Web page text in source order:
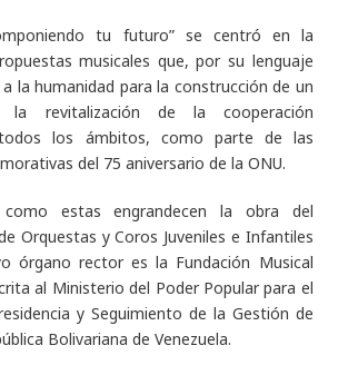
tu futuro” se centró en la
musicales que, por su lenguaje
la humanidad para la construcción de un
revitalización de la cooperación
los ámbitos, como parte de las
del 75 aniversario de la ONU.
como estas engrandecen la obra del
Orquestas y Coros Juveniles e Infantiles
órgano rector es la Fundación Musical
al Ministerio del Poder Popular para el
y Seguimiento de la Gestión de
Bolivariana de Venezuela.